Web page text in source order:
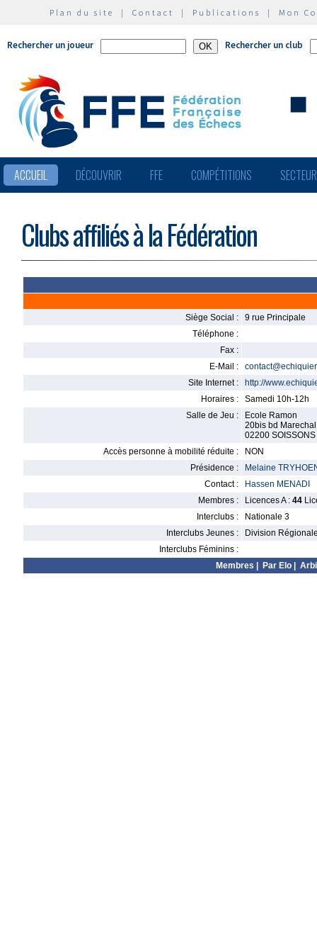
Plan du site | Contact | Publications | Mon
Rechercher un joueur Rechercher un club
ACCUEIL DÉCOUVRIR FFE COMPÉTITIONS
Clubs affiliés à la Fédération
Siège Social :
9 rue Principale
Téléphone :
Fax :
E-Mail :
Site Internet :
http://
Horaires :
Samedi 10h-12h
Salle de Jeu :
Ecole Ramon
20bis bd
02200 SOISSONS
Accès personne à mobilité réduite :
NON
Présidence :
Melaine
Contact :
Hassen MENADI
Membres :
Licences A : 44
Interclubs :
Nationale 3
Interclubs Jeunes :
Division
Interclubs Féminins :
Membres
Par Elo